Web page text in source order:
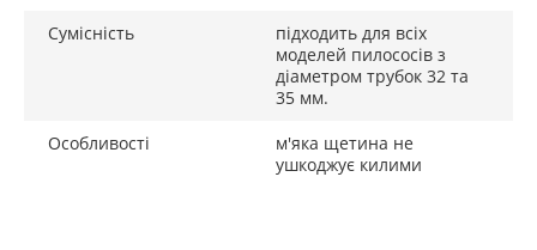
Сумісність
підходить для всіх
моделей пилососів з
діаметром трубок 32 та
35 мм.
Особливості
м'яка щетина не
ушкоджує килими